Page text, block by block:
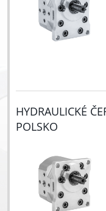
HYDRAULICKÉ
POLSKO